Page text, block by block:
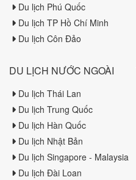
Du lịch Phú Quốc
Du lịch TP Hồ Chí Minh
Du lịch Côn Đảo
DU LỊCH NƯỚC NGOÀI
Du lịch Thái Lan
Du lịch Trung Quốc
Du lịch Hàn Quốc
Du lịch Nhật Bản
Du lịch Singapore - Malaysia
Du lịch Đài Loan